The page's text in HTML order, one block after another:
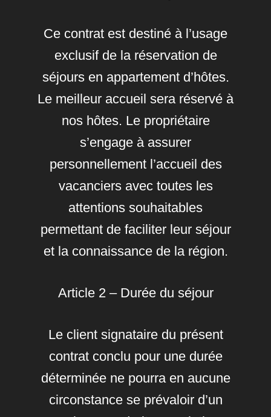
Ce contrat est destiné à l’usage
exclusif de la réservation de
séjours en appartement d’hôtes.
Le meilleur accueil sera réservé à
nos hôtes. Le propriétaire
s’engage à assurer
personnellement l’accueil des
vacanciers avec toutes les
attentions souhaitables
permettant de faciliter leur séjour
et la connaissance de la région.
Article 2 – Durée du séjour
Le client signataire du présent
contrat conclu pour une durée
déterminée ne pourra en aucune
circonstance se prévaloir d’un